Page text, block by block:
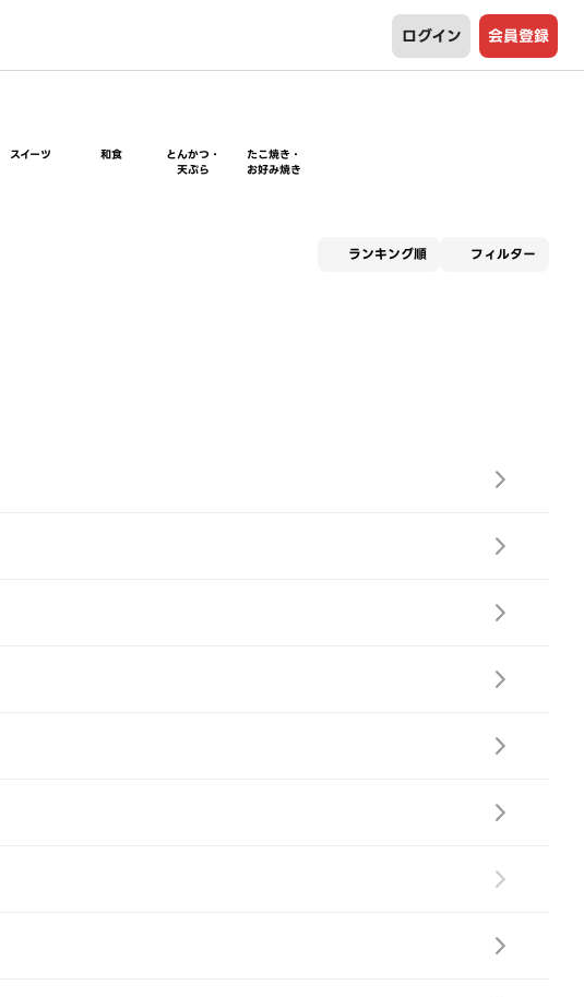
ログイン 会員登録
スイーツ 和食
とんかつ・
天ぷら
たこ焼き・
お好み焼き
ランキング順 フィルター